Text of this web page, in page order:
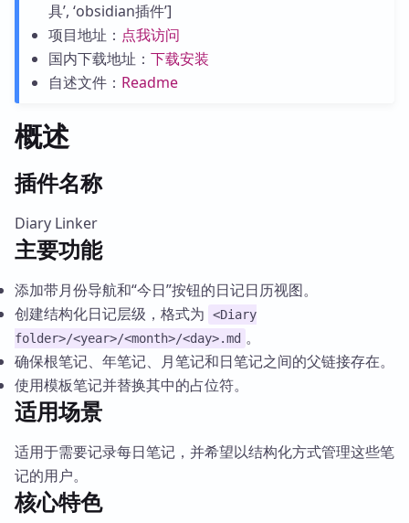
具’, ‘obsidian插件’]
项目地址： 点我访问
国内下载地址： 下载安装
自述文件： Readme
概述
插件名称
Diary Linker
主要功能
添加带月份导航和“今日”按钮的日记日历视图。
创建结构化日记层级，格式为
<Diary
folder>/<year>/<month>/<day>.md 。
确保根笔记、年笔记、月笔记和日笔记之间的父链接存在。
使用模板笔记并替换其中的占位符。
适用场景
适用于需要记录每日笔记，并希望以结构化方式管理这些笔
记的用户。
核心特色